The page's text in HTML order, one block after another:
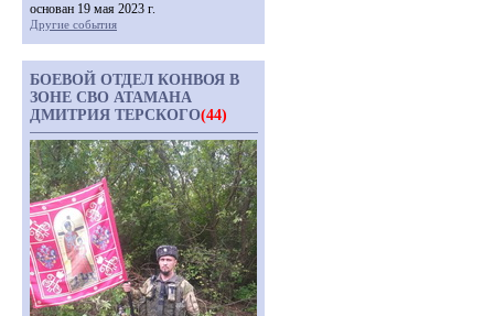
основан 19 мая 2023 г.
Другие события
БОЕВОЙ ОТДЕЛ КОНВОЯ В
ЗОНЕ СВО АТАМАНА
ДМИТРИЯ ТЕРСКОГО(44)